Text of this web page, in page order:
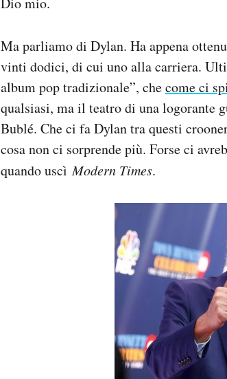
Ma parliamo di Dylan. Ha appena
vinti dodici, di cui uno alla carriera.
album pop tradizionale”, checome ci
qualsiasi, ma il teatro di una logorante
Bublé. Che ci fa Dylan tra questi
cosa non ci sorprende più. Forse ci
quando uscìModern Times.